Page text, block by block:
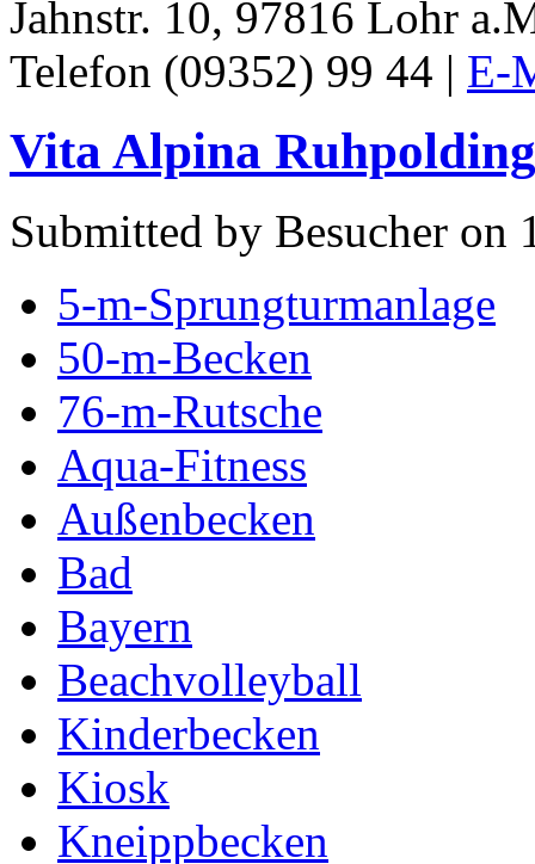
Jahnstr. 10, 97816 Lohr
Telefon (09352) 99 44 | E-
Vita Alpina Ruhpolding
Submitted by Besucher on
5-m-Sprungturmanlage
50-m-Becken
76-m-Rutsche
Aqua-Fitness
Außenbecken
Bad
Bayern
Beachvolleyball
Kinderbecken
Kiosk
Kneippbecken